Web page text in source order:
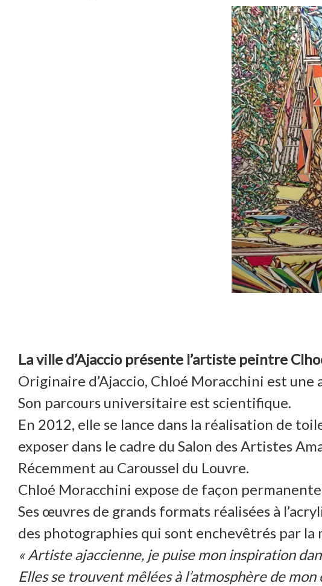
La ville d’Ajaccio présente l’artiste peintre
Originaire d’Ajaccio, Chloé Moracchini est
Son parcours universitaire est scientifique.
En 2012, elle se lance dans la réalisation de
exposer dans le cadre du Salon des Artistes
Récemment au Caroussel du Louvre.
Chloé Moracchini expose de façon permanente
Ses œuvres de grands formats réalisées à
des photographies qui sont enchevêtrés par la
« Artiste ajaccienne, je puise mon inspiration
Elles se trouvent mêlées à l’atmosphère de